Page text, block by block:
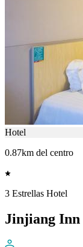
Hotel
0.87km del centro
3 Estrellas Hotel
Jinjiang Inn